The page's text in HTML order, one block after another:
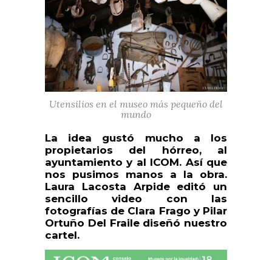
Utensilios en el museo más pequeño del
mundo
La idea gustó mucho a los
propietarios del hórreo, al
ayuntamiento y al ICOM. Así que
nos pusimos manos a la obra.
Laura Lacosta Arpide editó un
sencillo video con las
fotografías de Clara Frago y Pilar
Ortuño Del Fraile diseñó nuestro
cartel.